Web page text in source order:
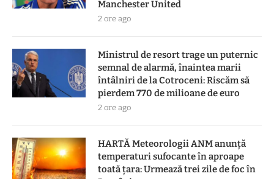
Manchester United
2 ore ago
Ministrul de resort trage un puternic
semnal de alarmă, înaintea marii
întâlniri de la Cotroceni: Riscăm să
pierdem 770 de milioane de euro
2 ore ago
HARTĂ Meteorologii ANM anunță
temperaturi sufocante în aproape
toată țara: Urmează trei zile de foc în